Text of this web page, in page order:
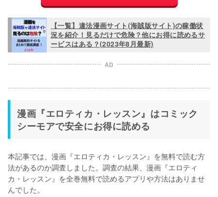
【一覧】違法漫画サイト(海賊版サイト)の稼働状
況を紹介！見るだけで危険？他にお得に読めるサ
ービスはある？(2023年8月最新)
AD
漫画『エロティカ・レッスン』はコミック
シーモアで安全にお得に読める
本記事では、漫画『エロティカ・レッスン』を無料で読む方
法があるのか調査しました。調査の結果、漫画『エロティ
カ・レッスン』を全巻無料で読めるアプリや方法はありませ
んでした。